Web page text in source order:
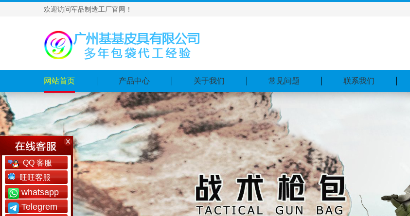
欢迎访问军品制造工厂官网！
网站首页 产品中心 关于我们 常见问题 联系我们
QQ 客服
旺旺客服
whatsapp
Telegrem